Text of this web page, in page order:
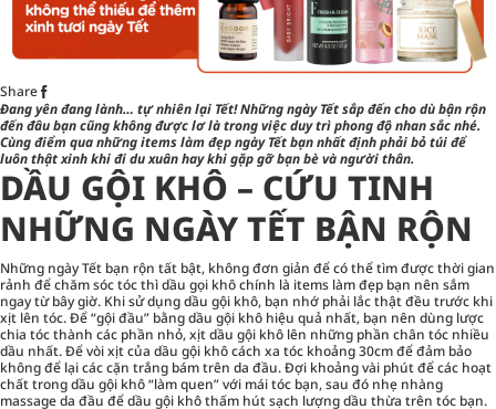
Share
Đang yên đang lành… tự nhiên lại Tết! Những ngày Tết sắp đến cho dù bận rộn
đến đâu bạn cũng không được lơ là trong việc duy trì phong độ nhan sắc nhé.
Cùng điểm qua những items làm đẹp ngày Tết bạn nhất định phải bỏ túi để
luôn thật xinh khi đi du xuân hay khi gặp gỡ bạn bè và người thân.
DẦU GỘI KHÔ – CỨU TINH
NHỮNG NGÀY TẾT BẬN RỘN
Những ngày Tết bạn rộn tất bật, không đơn giản để có thể tìm được thời gian
rảnh để chăm sóc tóc thì dầu gọi khô chính là items làm đẹp bạn nên sắm
ngay từ bây giờ. Khi sử dụng dầu gội khô, bạn nhớ phải lắc thật đều trước khi
xịt lên tóc. Để “gội đầu” bằng dầu gội khô hiệu quả nhất, bạn nên dùng lược
chia tóc thành các phần nhỏ, xịt dầu gội khô lên những phần chân tóc nhiều
dầu nhất. Để vòi xịt của dầu gội khô cách xa tóc khoảng 30cm để đảm bảo
không để lại các cặn trắng bám trên da đầu. Đợi khoảng vài phút để các hoạt
chất trong dầu gội khô “làm quen” với mái tóc bạn, sau đó nhẹ nhàng
massage da đầu để dầu gội khô thấm hút sạch lượng dầu thừa trên tóc bạn.